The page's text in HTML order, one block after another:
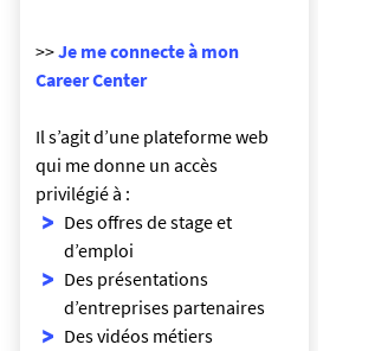
>>Je me connecte à mon
Career Center
Il s’agit d’une plateforme web
qui me donne un accès
privilégié à :
Des offres de stage et
d’emploi
Des présentations
d’entreprises partenaires
Des vidéos métiers